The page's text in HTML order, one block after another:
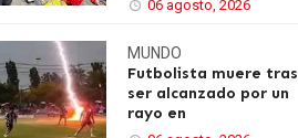
06 agosto, 2026
MUNDO
Futbolista muere tras
ser alcanzado por un
rayo en